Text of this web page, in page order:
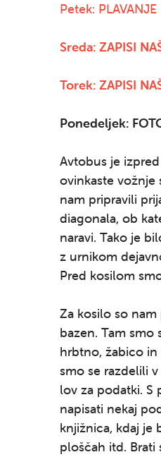
Petek: PLAVANJE
Sreda: ZAPISI
Torek: ZAPISI
Ponedeljek:
Avtobus je
ovinkaste vožnje
nam pripravili
diagonala, ob
naravi. Tako je
z urnikom
Pred kosilom
Za kosilo so
bazen. Tam smo
hrbtno, žabico
smo se razdelili
lov za podatki. S
napisati nekaj
knjižnica, kdaj je
ploščah itd.